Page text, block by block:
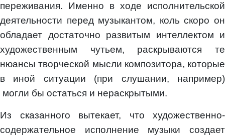
переживания. Именно в ходе исполнительской
деятельности перед музыкантом, коль скоро он
обладает достаточно развитым интеллектом и
художественным чутьем, раскрываются те
нюансы творческой мысли композитора, которые
в иной ситуации (при слушании, например)
могли бы остаться и нераскрытыми.
Из сказанного вытекает, что художественно-
содержательное исполнение музыки создает